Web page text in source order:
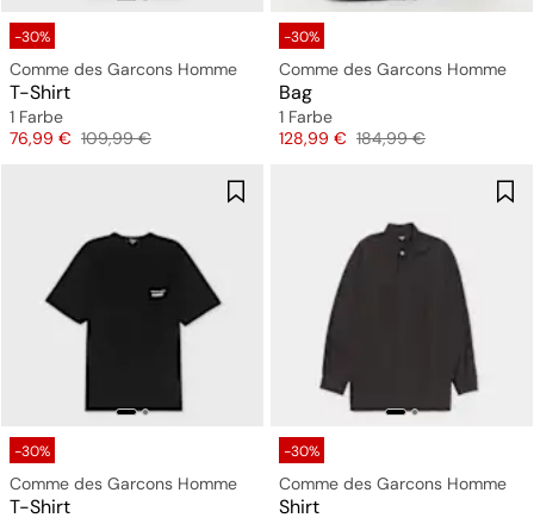
-30%
Comme des Garcons Homme
T-Shirt
1 Farbe
Preis
76,99 € Originalpreis
109,99 €
-30%
Comme des Garcons Homme
Bag
1 Farbe
Preis
128,99 € Originalpreis
184,99 €
-30%
Comme des Garcons Homme
T-Shirt
-30%
Comme des Garcons Homme
Shirt